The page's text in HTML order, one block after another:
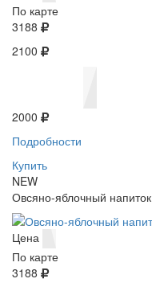
По карте
3188
2100
2000
Подробности
Купить
NEW
Овсяно-яблочный напиток
Цена
По карте
3188